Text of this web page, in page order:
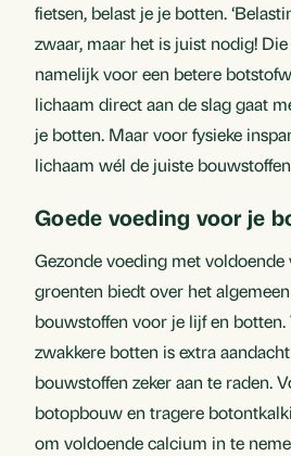
fietsen, belast je je botten.
zwaar, maar het is juist nodig!
namelijk voor een betere
lichaam direct aan de slag gaat
je botten. Maar voor fysieke
lichaam wél de juiste
Goede voeding voor je
Gezonde voeding met voldoende
groenten biedt over het
bouwstoffen voor je lijf en
zwakkere botten is extra
bouwstoffen zeker aan te raden.
botopbouw en tragere
om voldoende calcium in te